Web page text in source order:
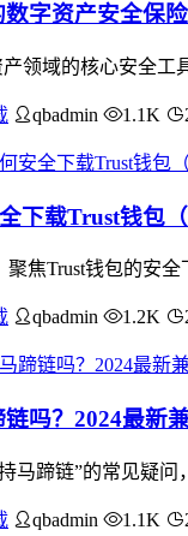
字资产安全保
产领域的核心安全
qbadmin 1.1K
下载Trust钱包（
焦Trust钱包的安
qbadmin 1.2K
吗？2024最新
马蹄链”的常见疑
qbadmin 1.1K